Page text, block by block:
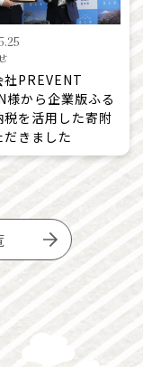
社PREVENT
様から企業版ふる
税を活用した寄附
だきました